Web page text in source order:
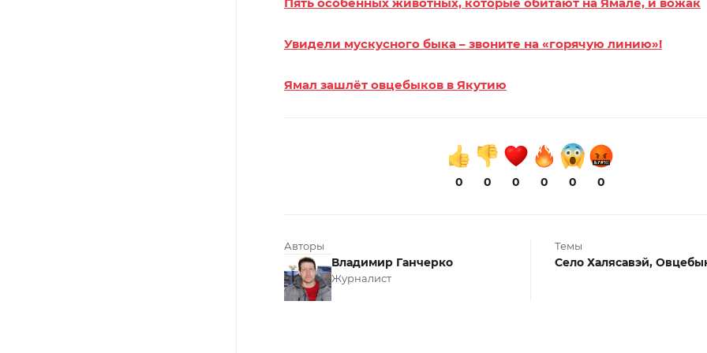
Увидели мускусного быка – звоните на «горячую линию»!
Ямал зашлёт овцебыков в Якутию
0 0 0 0 0 0
Авторы
Владимир Ганчерко
Журналист
Темы
Село Халясавэй,